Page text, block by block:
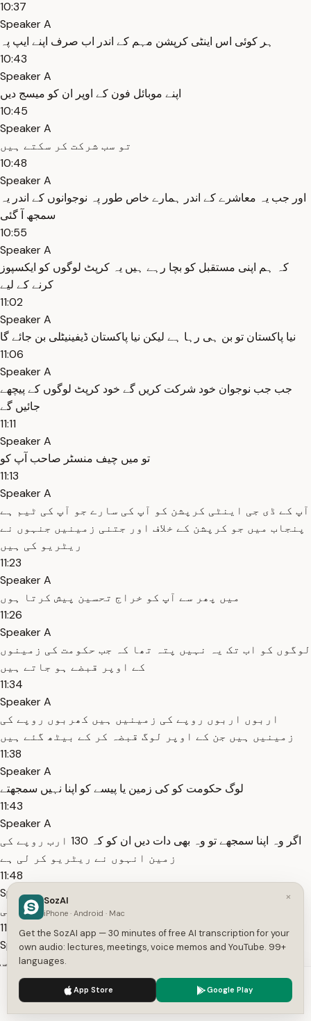
10:37
Speaker A
ہر کوئی اس اینٹی کرپشن مہم کے اندر اب صرف اپنے ایپ پہ
10:43
Speaker A
اپنے موبائل فون کے اوپر ان کو میسج دیں
10:45
Speaker A
تو سب شرکت کر سکتے ہیں
10:48
Speaker A
اور جب یہ معاشرے کے اندر ہمارے خاص طور پہ نوجوانوں کے اندر یہ
سمجھ آ گئی
10:55
Speaker A
کہ ہم اپنی مستقبل کو بچا رہے ہیں یہ کرپٹ لوگوں کو ایکسپوز
کرنے کے لیے
11:02
Speaker A
نیا پاکستان تو بن ہی رہا ہے لیکن نیا پاکستان ڈیفینیٹلی بن جائے گا
11:06
Speaker A
جب جب نوجوان خود شرکت کریں گے خود کرپٹ لوگوں کے پیچھے
جائیں گے
11:11
Speaker A
تو میں چیف منسٹر صاحب آپ کو
11:13
Speaker A
آپ کے ڈی جی اینٹی کرپشن کو آپ کی سارے جو آپ کی ٹیم ہے
پنجاب میں جو کرپشن کے خلاف اور جتنی زمینیں جنہوں نے
ریٹریو کی ہیں
11:23
Speaker A
میں پھر سے آپ کو خراج تحسین پیش کرتا ہوں
11:26
Speaker A
لوگوں کو اب تک یہ نہیں پتہ تھا کہ جب حکومت کی زمینوں
کے اوپر قبضے ہو جاتے ہیں
11:34
Speaker A
اربوں اربوں روپے کی زمینیں ہیں کھربوں روپے کی
زمینیں ہیں جن کے اوپر لوگ قبضہ کر کے بیٹھ گئے ہیں
11:38
Speaker A
لوگ حکومت کو کی زمین یا پیسے کو اپنا نہیں سمجھتے
11:43
Speaker A
اگر وہ اپنا سمجھے تو وہ بھی دات دیں ان کو کہ 130 ارب روپے کی
زمین انہوں نے ریٹریو کر لی ہے
11:48
Speaker A
اب یہ عوام کے لیے انشاءاللہ استعمال ہوگی
11:51
Speaker A
یہ زمین کو جو ہم نے غریب لوگوں کے لیے ہاؤسنگ ہے اس
کے لیے ہم استعمال کر سکتے ہیں
11:57
Speaker A
We use cookies to enhance your experience.
×
SozAI
iPhone · Android · Mac
Get the SozAI app — 30 minutes of free AI transcription for your
own audio: lectures, meetings, voice memos and YouTube. 99+
languages.
App Store Google Play